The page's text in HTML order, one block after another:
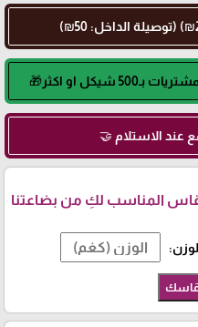
او اكثر🎁
عند الاستلام 🤝
المناسب لكِ من بضاعتنا